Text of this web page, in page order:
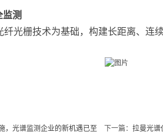
监测
纤光栅技术为基础，构建长距离、连
，光谱监测企业的新机遇已至 下一篇： 拉曼光谱